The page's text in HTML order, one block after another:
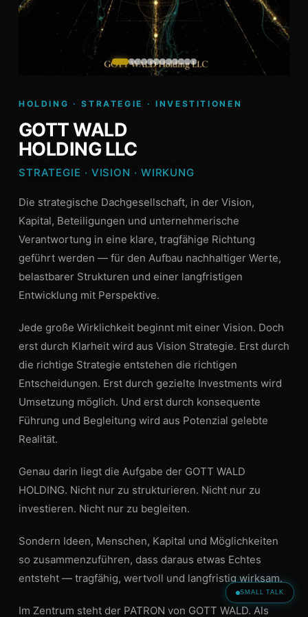
HOLDING · STRATEGIE · INVESTITIONEN
GOTT WALD
HOLDING LLC
STRATEGIE · VISION · WIRKUNG
Die strategische Dachgesellschaft, in der Vision,
Kapital, Beteiligungen und unternehmerische
Verantwortung in eine klare, tragfähige Richtung
geführt werden — für den Aufbau nachhaltiger Werte,
belastbarer Strukturen und einer langfristigen
Entwicklung mit Perspektive.
Jede große Wirklichkeit beginnt mit einer Vision. Doch
erst durch Klarheit wird aus Vision Strategie. Erst durch
die richtige Strategie entstehen die richtigen
Entscheidungen. Erst durch gezielte Investments wird
Umsetzung möglich. Und erst durch konsequente
Führung und Begleitung wird aus Potenzial gelebte
Realität.
Genau darin liegt die Aufgabe der GOTT WALD
HOLDING. Nicht nur zu strukturieren. Nicht nur zu
investieren. Nicht nur zu begleiten.
Sondern Ideen, Menschen, Kapital und Möglichkeiten
so zusammenzuführen, dass daraus etwas Echtes
entsteht — tragfähig, wertvoll und langfristig wirksam.
Im Zentrum steht der PATRON von GOTT WALD. Als
SMALL TALK